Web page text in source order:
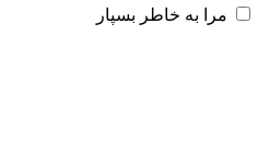
مرا به خاطر بسپار